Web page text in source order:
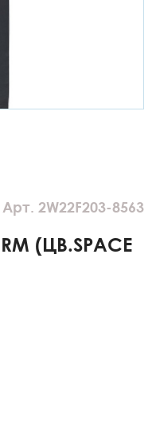
Арт. 2W22F203-8563
(ЦВ.SPACE